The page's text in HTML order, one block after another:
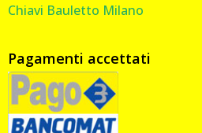
Chiavi Bauletto Milano
Pagamenti accettati